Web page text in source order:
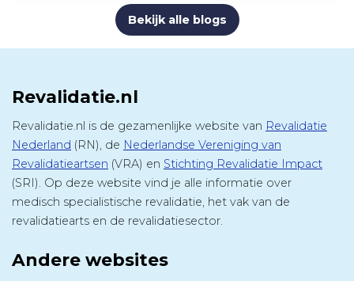
Bekijk alle blogs
Revalidatie.nl
Revalidatie.nl is de gezamenlijke website van Revalidatie
Nederland (RN), de Nederlandse Vereniging van
Revalidatieartsen (VRA) en Stichting Revalidatie Impact
(SRI). Op deze website vind je alle informatie over
medisch specialistische revalidatie, het vak van de
revalidatiearts en de revalidatiesector.
Andere websites